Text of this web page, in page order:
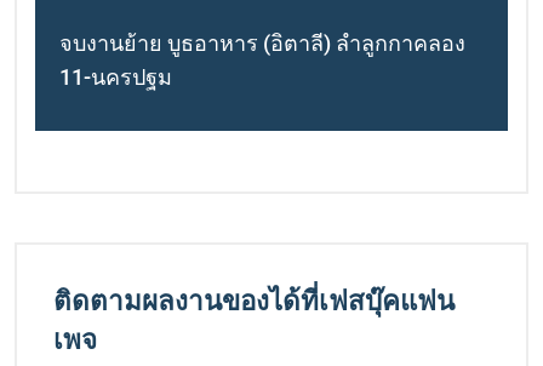
จบงานย้าย บูธอาหาร (อิตาลี) ลำลูกกาคลอง
11-นครปฐม
ติดตามผลงานของได้ที่เฟสบุ๊คแฟน
เพจ